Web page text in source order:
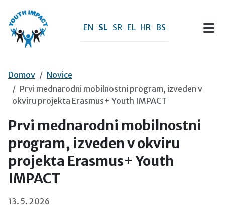
EN SL SR EL HR BS
Domov
Novice
Prvi mednarodni mobilnostni program, izveden v
okviru projekta Erasmus+ Youth IMPACT
Prvi mednarodni mobilnostni
program, izveden v okviru
projekta Erasmus+ Youth
IMPACT
13. 5. 2026